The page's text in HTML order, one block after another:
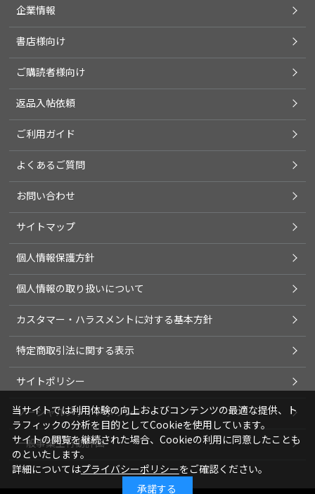
企業情報
書店様向け
ご購読者様向け
返品入帖依頼
ご利用ガイド
よくあるご質問
お問い合わせ
サイトマップ
個人情報保護方針
個人情報の取り扱いについて
カスタマー・ハラスメントに対する基本方針
特定商取引法に関する表示
サイトポリシー
ソーシャルメディアポリシー
一般事業主行動計画
当サイトでは利用体験の向上およびコンテンツの最適な提供、ト
ラフィックの分析を目的としてCookieを使用しています。
サイトの閲覧を継続された場合、Cookieの利用に同意したことも
のといたします。
詳細についてはプライバシーポリシーをご確認ください。
承諾する